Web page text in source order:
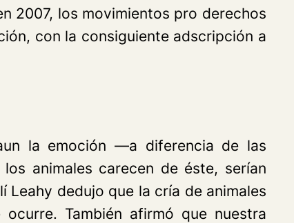
2007, los movimientos pro derechos
con la consiguiente adscripción a
la emoción —a diferencia de las
animales carecen de éste, serían
dedujo que la cría de animales
También afirmó que nuestra